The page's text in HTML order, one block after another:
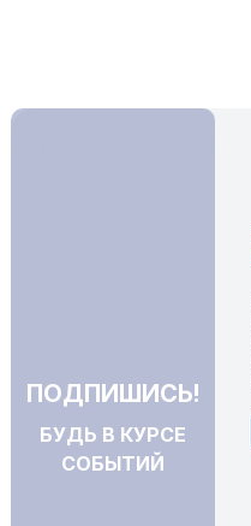
ПОДПИШИСЬ!
БУДЬ В КУРСЕ
СОБЫТИЙ